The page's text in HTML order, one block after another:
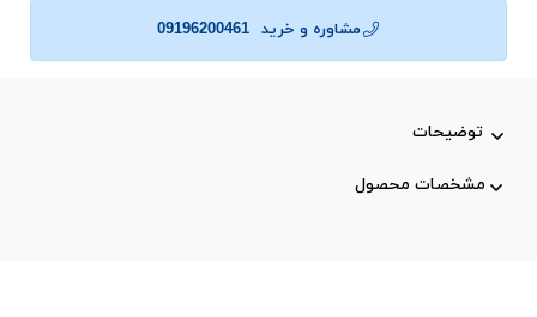
مشاوره و خرید 09196200461
توضیحات
مشخصات محصول